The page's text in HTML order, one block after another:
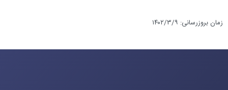
زمان بروزرسانی: ۱۴۰۲/۳/۹